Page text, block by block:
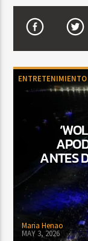
TITLE
ARTIST
CURRENT SHOW
3:00 PM
ENTRETENIMIENTO
ANTES
Maria Henao
MAY 3, 2026